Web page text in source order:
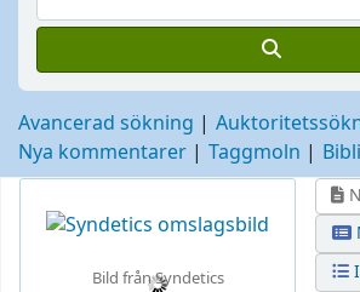
Avancerad sökning
Nya kommentarer
Taggmoln
Bild från Syndetics